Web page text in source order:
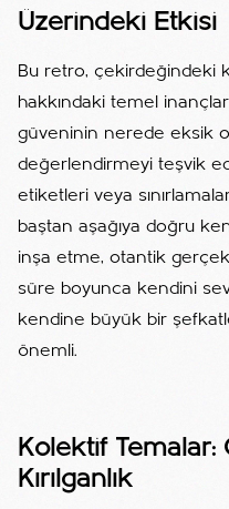
Üzerindeki Etkisi
Bu retro, çekirdeğindeki
hakkındaki temel
güveninin nerede eksik
değerlendirmeyi teşvik
etiketleri veya
baştan aşağıya doğru
inşa etme, otantik
süre boyunca kendini
kendine büyük bir
önemli.
Kolektif Temalar:
Kırılganlık